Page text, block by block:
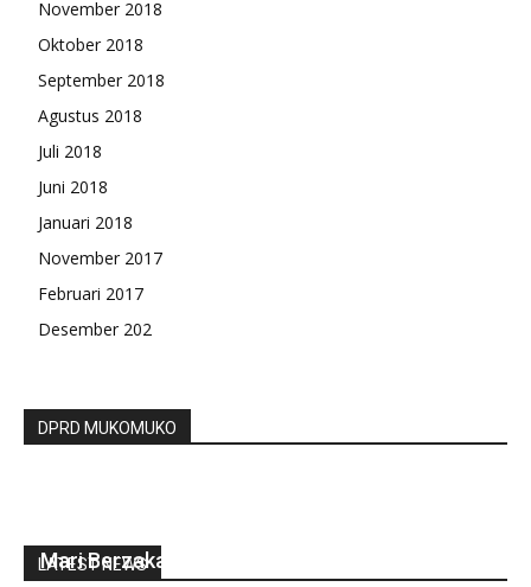
November 2018
Oktober 2018
September 2018
Agustus 2018
Juli 2018
Juni 2018
Januari 2018
November 2017
Februari 2017
Desember 202
DPRD MUKOMUKO
LATEST NEWS
Mari Berzakat Untuk Menuntaskan Kemiskinan